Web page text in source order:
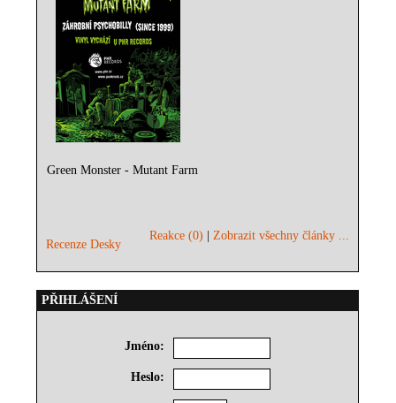
Green Monster - Mutant Farm
Recenze Desky
Reakce (0) |Zobrazit všechny články ...
PŘIHLÁŠENÍ
Jméno:
Heslo: